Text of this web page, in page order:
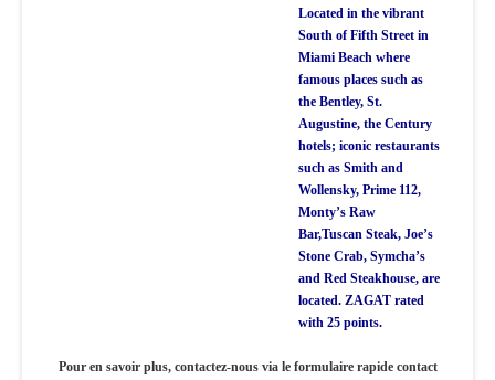
Located in the vibrant
South of Fifth Street in
Miami Beach where
famous places such as
the Bentley, St.
Augustine, the Century
hotels; iconic restaurants
such as Smith and
Wollensky, Prime 112,
Monty’s Raw
Bar,Tuscan Steak, Joe’s
Stone Crab, Symcha’s
and Red Steakhouse, are
located. ZAGAT rated
with 25 points.
Pour en savoir plus, contactez-nous via le formulaire rapide contact